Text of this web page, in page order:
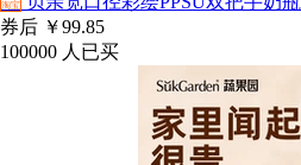
淘宝
券后 ￥99.85
100000 人已买